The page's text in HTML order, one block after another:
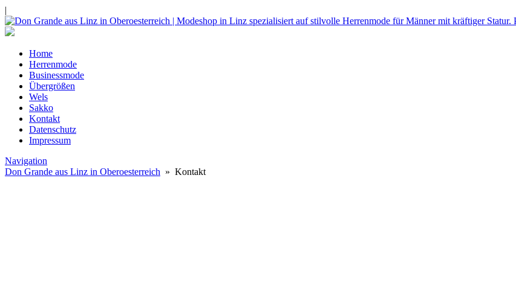
|
Home
Herrenmode
Businessmode
Übergrößen
Wels
Sakko
Kontakt
Datenschutz
Impressum
Navigation
Don Grande aus Linz in Oberoesterreich » Kontakt